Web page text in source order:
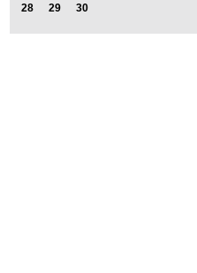
28
29 30